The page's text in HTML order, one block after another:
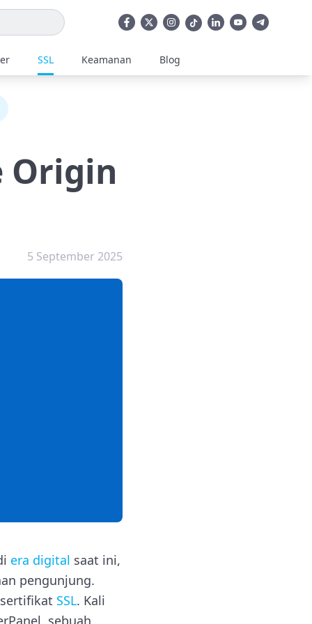
SSL Keamanan Blog
Origin
5 September 2025
era digital saat ini,
pengunjung.
SSL. Kali
sebuah